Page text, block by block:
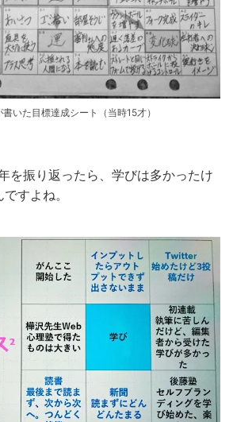
いた目標達成シート（当時15才）
を振り返ったら、学びは多かったけ
すよね。